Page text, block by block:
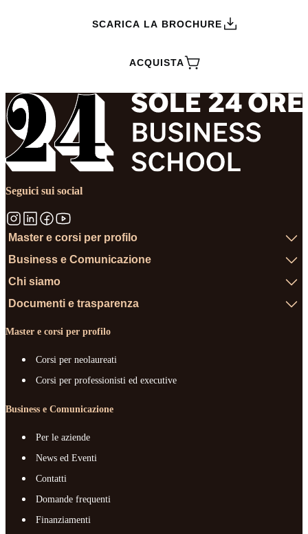
SCARICA LA BROCHURE
ACQUISTA
Seguici sui social
Master e corsi per profilo
Business e Comunicazione
Chi siamo
Documenti e trasparenza
Master e corsi per profilo
Corsi per neolaureati
Corsi per professionisti ed executive
Business e Comunicazione
Per le aziende
News ed Eventi
Contatti
Domande frequenti
Finanziamenti